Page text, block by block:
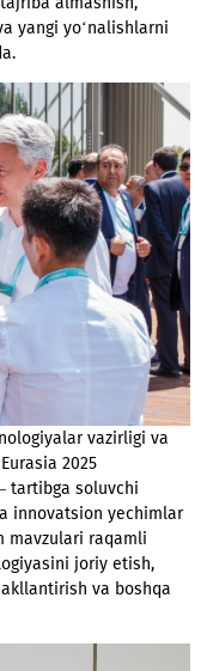
a’zosi bo‘lib,
faol ishtirok
U
tajriba almashish,
va yangi
texnologiyalar
Eurasia 2025
– tartibga soluvchi